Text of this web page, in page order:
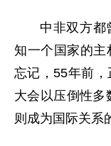
中非双方都
知一个国家的主
忘记，55年前
大会以压倒性多
则成为国际关系